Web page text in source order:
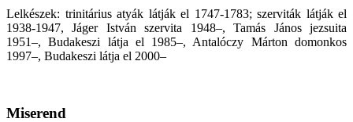
Lelkészek: trinitárius atyák látják el 1747-1783; szerviták látják el
1938-1947, Jáger István szervita 1948–, Tamás János jezsuita
1951–, Budakeszi látja el 1985–, Antalóczy Márton domonkos
1997–, Budakeszi látja el 2000–
Miserend